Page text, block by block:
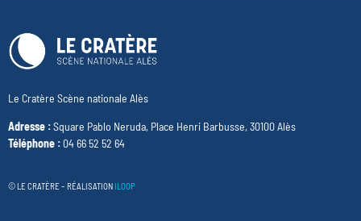
Le Cratère Scène nationale Alès
Adresse :Square Pablo Neruda, Place Henri Barbusse, 30100 Alès
Téléphone :04 66 52 52 64
© LE CRATÈRE – RÉALISATION ILOOP